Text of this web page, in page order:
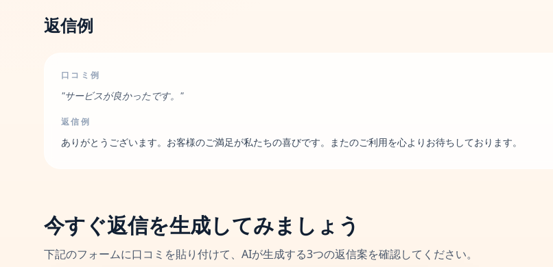
返信例
口コミ例
"サービスが良かったです。 "
返信例
ありがとうございます。お客様のご満足が私たちの喜びです。またのご利用を心よりお待ちしております。
今すぐ返信を生成してみましょう
下記のフォームに口コミを貼り付けて、AIが生成する3つの返信案を確認してください。